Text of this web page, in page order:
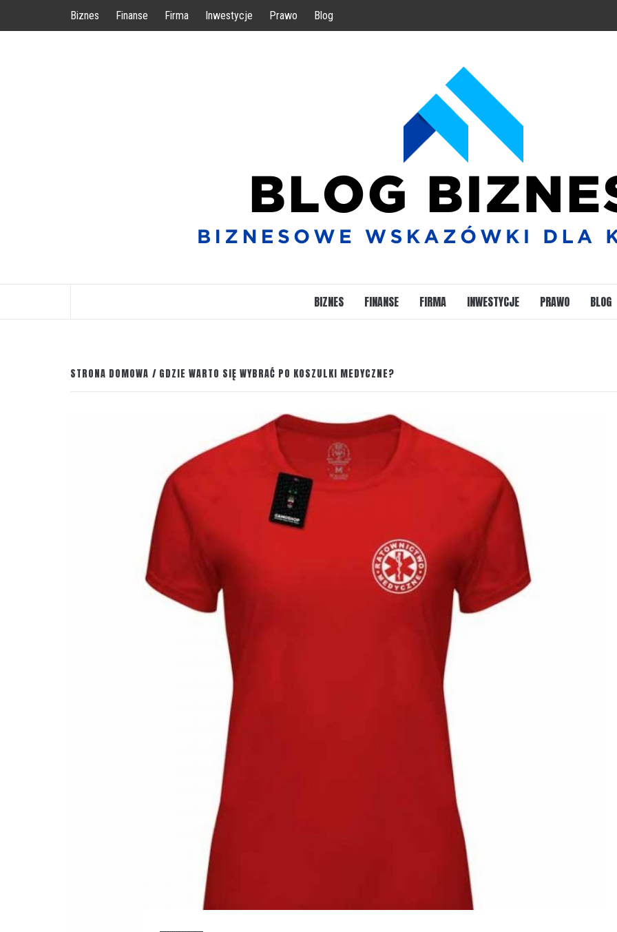
Biznes Finanse Firma Inwestycje Prawo Blog
BIZNES FINANSE FIRMA INWESTYCJE PRAWO BLOG
STRONA DOMOWA GDZIE WARTO SIĘ WYBRAĆ PO KOSZULKI MEDYCZNE?